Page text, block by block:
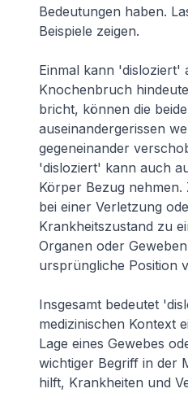
Bedeutungen haben.
Beispiele zeigen.
Einmal kann 'disloziert'
Knochenbruch
bricht, können die
auseinandergerissen
gegeneinander
'disloziert' kann auch
Körper Bezug nehmen.
bei einer Verletzung
Krankheitszustand zu
Organen oder
ursprüngliche Position
Insgesamt bedeutet
medizinischen Kontext
Lage eines Gewebes
wichtiger Begriff in der
hilft, Krankheiten und